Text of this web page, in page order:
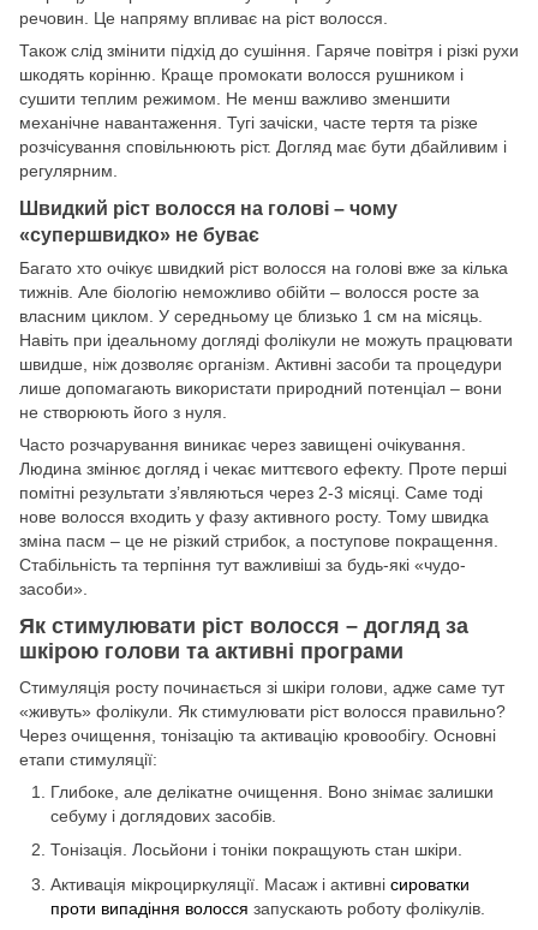
речовин. Це напряму впливає на ріст волосся.
Також слід змінити підхід до сушіння. Гаряче повітря і різкі рухи
шкодять корінню. Краще промокати волосся рушником і
сушити теплим режимом. Не менш важливо зменшити
механічне навантаження. Тугі зачіски, часте тертя та різке
розчісування сповільнюють ріст. Догляд має бути дбайливим і
регулярним.
Швидкий ріст волосся на голові – чому
«супершвидко» не буває
Багато хто очікує швидкий ріст волосся на голові вже за кілька
тижнів. Але біологію неможливо обійти – волосся росте за
власним циклом. У середньому це близько 1 см на місяць.
Навіть при ідеальному догляді фолікули не можуть працювати
швидше, ніж дозволяє організм. Активні засоби та процедури
лише допомагають використати природний потенціал – вони
не створюють його з нуля.
Часто розчарування виникає через завищені очікування.
Людина змінює догляд і чекає миттєвого ефекту. Проте перші
помітні результати з’являються через 2-3 місяці. Саме тоді
нове волосся входить у фазу активного росту. Тому швидка
зміна пасм – це не різкий стрибок, а поступове покращення.
Стабільність та терпіння тут важливіші за будь-які «чудо-
засоби».
Як стимулювати ріст волосся – догляд за
шкірою голови та активні програми
Стимуляція росту починається зі шкіри голови, адже саме тут
«живуть» фолікули. Як стимулювати ріст волосся правильно?
Через очищення, тонізацію та активацію кровообігу. Основні
етапи стимуляції:
Глибоке, але делікатне очищення. Воно знімає залишки
себуму і доглядових засобів.
Тонізація. Лосьйони і тоніки покращують стан шкіри.
Активація мікроциркуляції. Масаж і активні сироватки
проти випадіння волосся запускають роботу фолікулів.